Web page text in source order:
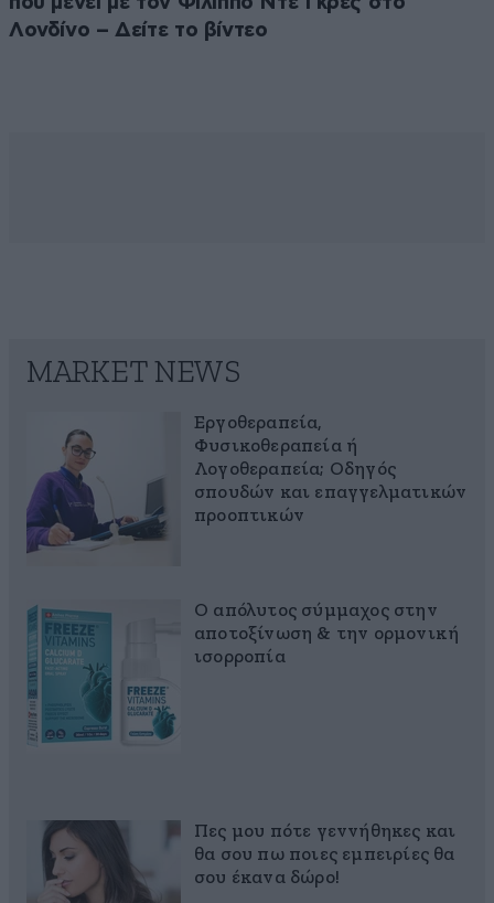
Λονδίνο – Δείτε το βίντεο
MARKET NEWS
Εργοθεραπεία,
Φυσικοθεραπεία ή
Λογοθεραπεία; Οδηγός
σπουδών και επαγγελματικών
προοπτικών
Ο απόλυτος σύμμαχος στην
αποτοξίνωση & την ορμονική
ισορροπία
Πες μου πότε γεννήθηκες και
θα σου πω ποιες εμπειρίες θα
σου έκανα δώρο!